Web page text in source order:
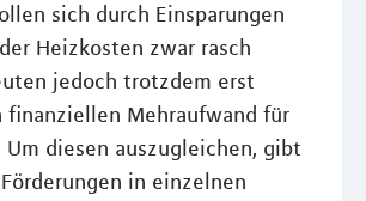
sich durch Einsparungen
Heizkosten zwar rasch
jedoch trotzdem erst
finanziellen Mehraufwand für
Um diesen auszugleichen, gibt
in einzelnen